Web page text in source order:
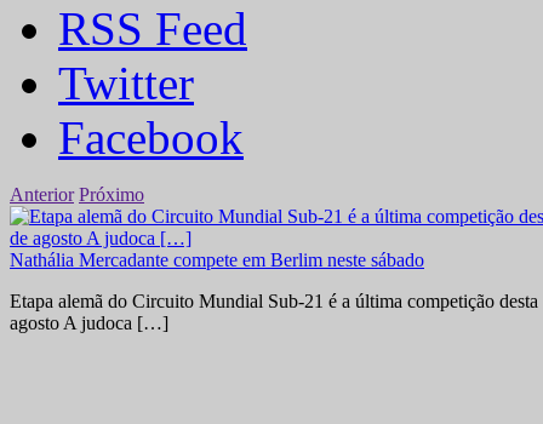
RSS Feed
Twitter
Facebook
Anterior Próximo
Nathália Mercadante compete em Berlim neste sábado
Etapa alemã do Circuito Mundial Sub-21 é a última competição
agosto A judoca […]